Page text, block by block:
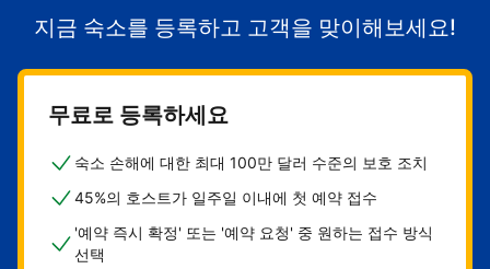
지금 숙소를 등록하고 고객을 맞이해보세요!
무료로 등록하세요
숙소 손해에 대한 최대 100만 달러 수준의 보호 조치
45%의 호스트가 일주일 이내에 첫 예약 접수
'예약 즉시 확정' 또는 '예약 요청' 중 원하는 접수 방식
선택